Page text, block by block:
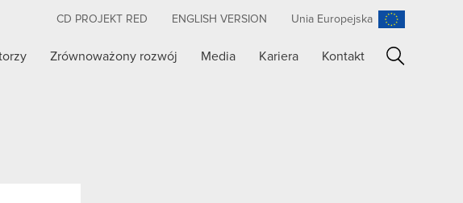
CD PROJEKT RED ENGLISH VERSION Unia Europejska
Zrównoważony rozwój Media Kariera Kontakt